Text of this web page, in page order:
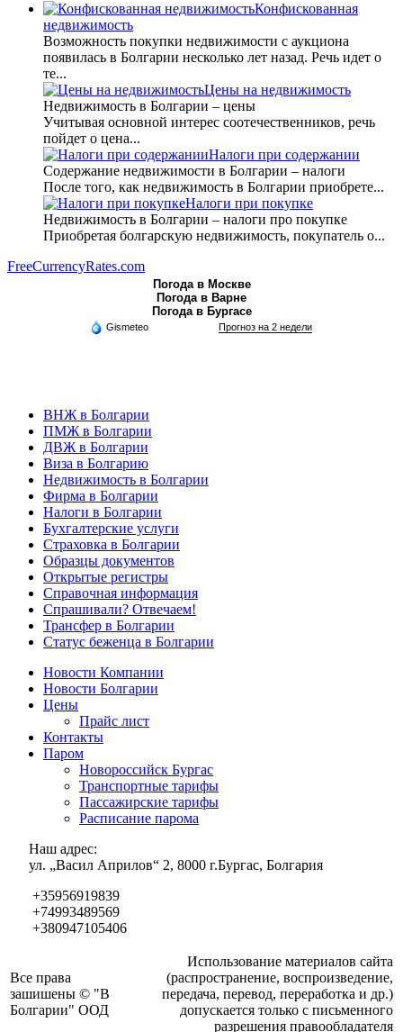
Конфискованная
недвижимость
Возможность покупки недвижимости с аукциона
появилась в Болгарии несколько лет назад. Речь идет о
те...
Цены на недвижимость
Недвижимость в Болгарии – цены
Учитывая основной интерес соотечественников, речь
пойдет о цена...
Налоги при содержании
Содержание недвижимости в Болгарии – налоги
После того, как недвижимость в Болгарии приобрете...
Налоги при покупке
Недвижимость в Болгарии – налоги про покупке
Приобретая болгарскую недвижимость, покупатель о...
FreeCurrencyRates.com
Погода в Москве
Погода в Варне
Погода в Бургасе
Gismeteo Прогноз на 2 недели
ВНЖ в Болгарии
ПМЖ в Болгарии
ДВЖ в Болгарии
Виза в Болгарию
Недвижимость в Болгарии
Фирма в Болгарии
Налоги в Болгарии
Бухгалтерские услуги
Страховка в Болгарии
Образцы документов
Открытые регистры
Справочная информация
Спрашивали? Отвечаем!
Трансфер в Болгарии
Статус беженца в Болгарии
Новости Компании
Новости Болгарии
Цены
Прайс лист
Контакты
Паром
Новороссийск Бургас
Транспортные тарифы
Пассажирские тарифы
Расписание парома
Наш адрес:
ул. „Васил Априлов“ 2, 8000 г.Бургас, Болгария
+35956919839
+74993489569
+380947105406
Все права
зашишены © "В
Болгарии" ООД
Использование материалов сайта
(распространение, воспроизведение,
передача, перевод, переработка и др.)
допускается только с письменного
разрешения правообладателя